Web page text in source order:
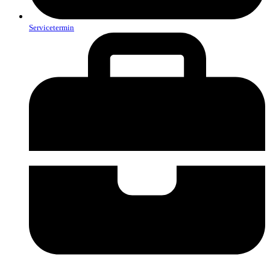
Servicetermin